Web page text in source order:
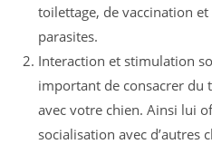
toilettage, de vaccination
parasites.
Interaction et stimulation
important de consacrer du
avec votre chien. Ainsi lui
socialisation avec d’autres